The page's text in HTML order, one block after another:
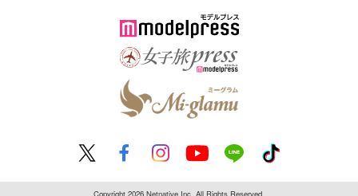
Copyright 2026 Netnative Inc. All Rights Reserved.